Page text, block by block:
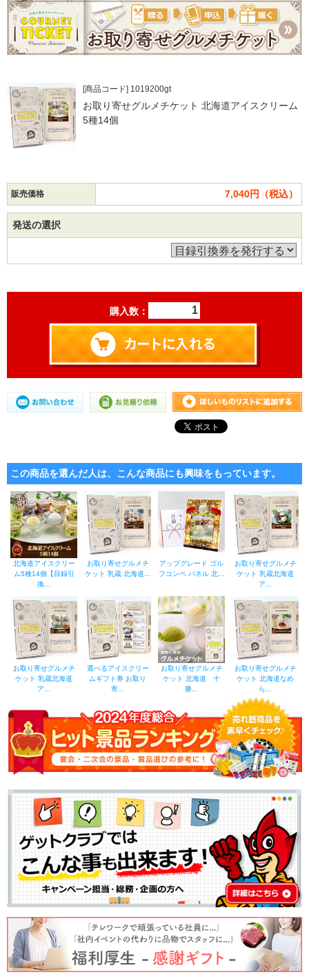
[商品コード] 1019200gt
お取り寄せグルメチケット 北海道アイスクリーム
5種14個
販売価格 7,040円（税込）
発送の選択
購入数：
この商品を選んだ人は、こんな商品にも興味をもっています。
北海道アイスクリー
ム5種14個【目録引
換...
お取り寄せグルメチ
ケット 乳蔵 北海道...
アップグレード ゴル
フコンペ パネル 北...
お取り寄せグルメチ
ケット 乳蔵北海道
ア...
お取り寄せグルメチ
ケット 乳蔵北海道
ア...
選べるアイスクリー
ムギフト券 お取り
寄...
お取り寄せグルメチ
ケット 北海道 十
勝...
お取り寄せグルメチ
ケット 北海道なめ
ら...